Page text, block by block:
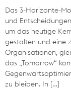
Das 3-Horizonte-
und
um das heutige
gestalten und eine
Organisationen,
das „Tomorrow“
zu bleiben. In […]